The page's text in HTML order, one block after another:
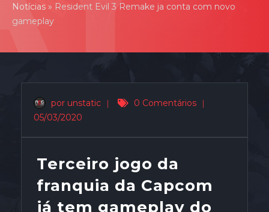
CONTACTO
Notícias » Resident Evil 3 Remake ja conta com novo
gameplay
por unstatic | 0 Comentários
|
05/03/2020
Terceiro jogo da
franquia da Capcom
já tem gameplay do